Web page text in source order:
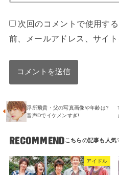
次回のコメントで使用す
前、メールアドレス、サイト
浮所飛貴・父の写真画像や年齢は?
音声Dでイケメンすぎ!
RECOMMEND
アイドル